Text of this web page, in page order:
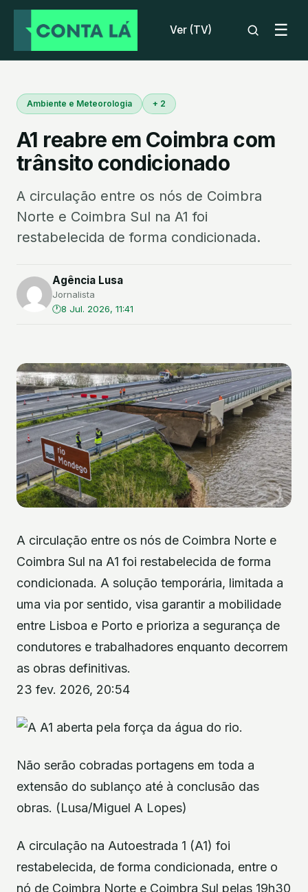
Ver (TV) ☰
Ambiente e Meteorologia + 2
A1 reabre em Coimbra com
trânsito condicionado
A circulação entre os nós de Coimbra
Norte e Coimbra Sul na A1 foi
restabelecida de forma condicionada.
Agência Lusa
Jornalista
8 Jul. 2026, 11:41
A circulação entre os nós de Coimbra Norte e
Coimbra Sul na A1 foi restabelecida de forma
condicionada. A solução temporária, limitada a
uma via por sentido, visa garantir a mobilidade
entre Lisboa e Porto e prioriza a segurança de
condutores e trabalhadores enquanto decorrem
as obras definitivas.
23 fev. 2026, 20:54
Não serão cobradas portagens em toda a
extensão do sublanço até à conclusão das
obras. (Lusa/Miguel A Lopes)
A circulação na Autoestrada 1 (A1) foi
restabelecida, de forma condicionada, entre o
nó de Coimbra Norte e Coimbra Sul pelas 19h30